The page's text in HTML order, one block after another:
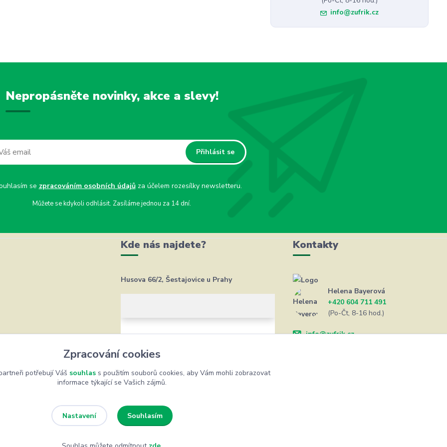
info@zufrik.cz
Nepropásněte novinky, akce a slevy!
Přihlásit se
se zpracováním osobních údajůza účelem rozesílky newsletteru.
Můžete se kdykoli odhlásit. Zasíláme jednou za 14 dní.
Kde nás najdete?
Husova 66/2, Šestajovice u Prahy
Kontakty
Helena Bayerová
+420 604 711 491
(Po-Čt, 8-16 hod.)
info@zufrik.cz
Zpracování cookies
potřebují Váš souhlass použitím souborů cookies, aby Vám mohli zobrazovat
informace týkající se Vašich zájmů.
Nastavení Souhlasím